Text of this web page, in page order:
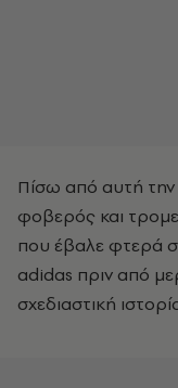
Πίσω από αυτή την
φοβερός και
που έβαλε φτερά
adidas πριν από
σχεδιαστική